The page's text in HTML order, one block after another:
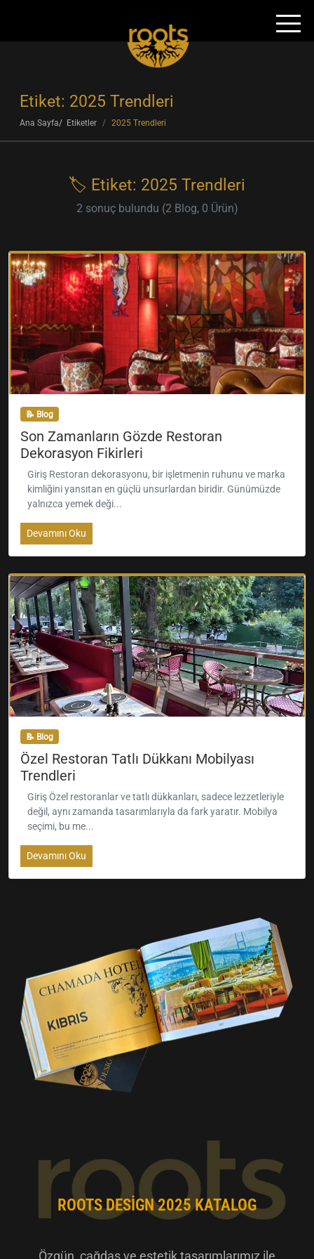
Etiket: 2025 Trendleri
Ana Sayfa Etiketler 2025 Trendleri
🏷️ Etiket: 2025 Trendleri
2 sonuç bulundu (2 Blog, 0 Ürün)
📝 Blog
Son Zamanların Gözde Restoran
Dekorasyon Fikirleri
Giriş Restoran dekorasyonu, bir işletmenin ruhunu ve marka
kimliğini yansıtan en güçlü unsurlardan biridir. Günümüzde
yalnızca yemek deği...
Devamını Oku
📝 Blog
Özel Restoran Tatlı Dükkanı Mobilyası
Trendleri
Giriş Özel restoranlar ve tatlı dükkanları, sadece lezzetleriyle
değil, aynı zamanda tasarımlarıyla da fark yaratır. Mobilya
seçimi, bu me...
Devamını Oku
ROOTS DESIGN 2025 KATALOG